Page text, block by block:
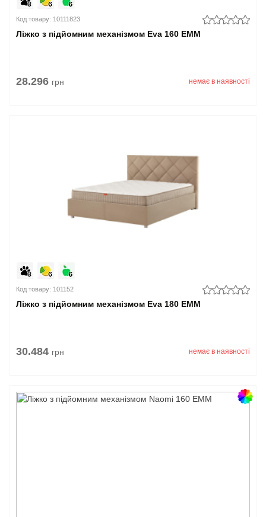
Код товару: 10111823
Ліжко з підйомним механізмом Eva 160 EMM
28.296 грн немає в наявності
Код товару: 101152
Ліжко з підйомним механізмом Eva 180 EMM
30.484 грн немає в наявності